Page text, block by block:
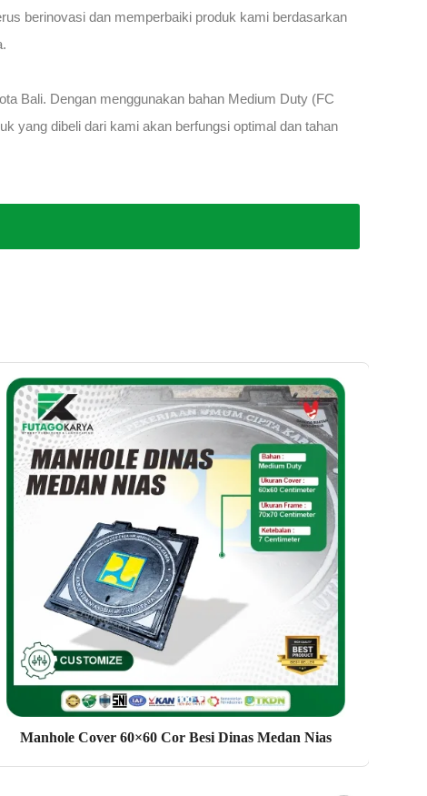
berinovasi dan memperbaiki produk kami berdasarkan
Bali. Dengan menggunakan bahan Medium Duty (FC
yang dibeli dari kami akan berfungsi optimal dan tahan
Manhole Cover 60×60 Cor Besi Dinas Medan Nias